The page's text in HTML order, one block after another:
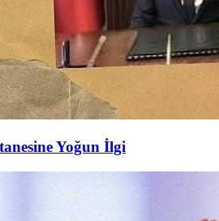
Yoğun İlgi